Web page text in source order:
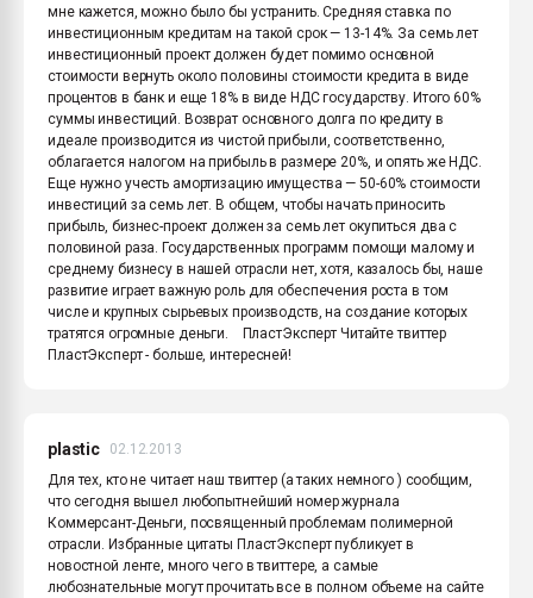
мне кажется, можно было бы устранить. Средняя ставка по
инвестиционным кредитам на такой срок — 13-14%. За семь лет
инвестиционный проект должен будет помимо основной
стоимости вернуть около половины стоимости кредита в виде
процентов в банк и еще 18% в виде НДС государству. Итого 60%
суммы инвестиций. Возврат основного долга по кредиту в
идеале производится из чистой прибыли, соответственно,
облагается налогом на прибыль в размере 20%, и опять же НДС.
Еще нужно учесть амортизацию имущества — 50-60% стоимости
инвестиций за семь лет. В общем, чтобы начать приносить
прибыль, бизнес-проект должен за семь лет окупиться два с
половиной раза. Государственных программ помощи малому и
среднему бизнесу в нашей отрасли нет, хотя, казалось бы, наше
развитие играет важную роль для обеспечения роста в том
числе и крупных сырьевых производств, на создание которых
тратятся огромные деньги. ПластЭксперт Читайте твиттер
ПластЭксперт - больше, интересней!
plastic
02.12.2013
Для тех, кто не читает наш твиттер (а таких немного ) сообщим,
что сегодня вышел любопытнейший номер журнала
Коммерсант-Деньги, посвященный проблемам полимерной
отрасли. Избранные цитаты ПластЭксперт публикует в
новостной ленте, много чего в твиттере, а самые
любознательные могут прочитать все в полном объеме на сайте